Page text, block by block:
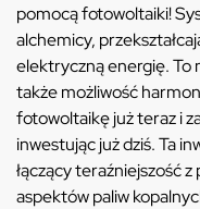
pomocą fotowoltaiki!
alchemicy,
elektryczną energię. To
także możliwość
fotowoltaikę już teraz i
inwestując już dziś. Ta
łączący teraźniejszość
aspektów paliw